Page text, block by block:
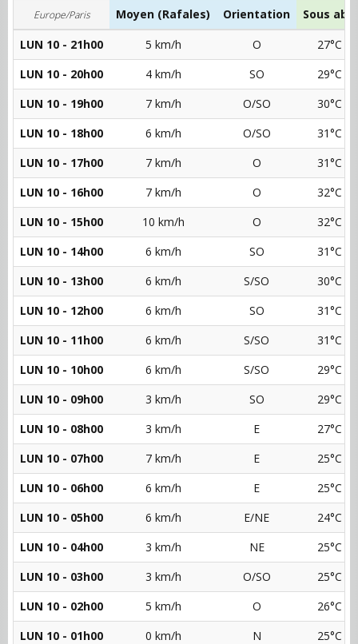
Europe/Paris Moyen (Rafales) Orientation
Sous abri
LUN 10 - 21h00
5 km/h O
27°C
LUN 10 - 20h00
4 km/h SO
29°C
LUN 10 - 19h00
7 km/h O/SO
30°C
LUN 10 - 18h00
6 km/h O/SO
31°C
LUN 10 - 17h00
7 km/h O
31°C
LUN 10 - 16h00
7 km/h O
32°C
LUN 10 - 15h00
10 km/h O
32°C
LUN 10 - 14h00
6 km/h SO
31°C
LUN 10 - 13h00
6 km/h S/SO
30°C
LUN 10 - 12h00
6 km/h SO
31°C
LUN 10 - 11h00
6 km/h S/SO
31°C
LUN 10 - 10h00
6 km/h S/SO
29°C
LUN 10 - 09h00
3 km/h SO
29°C
LUN 10 - 08h00
3 km/h E
27°C
LUN 10 - 07h00
7 km/h E
25°C
LUN 10 - 06h00
6 km/h E
25°C
LUN 10 - 05h00
6 km/h E/NE
24°C
LUN 10 - 04h00
3 km/h NE
25°C
LUN 10 - 03h00
3 km/h O/SO
25°C
LUN 10 - 02h00
5 km/h O
26°C
LUN 10 - 01h00
0 km/h N
25°C